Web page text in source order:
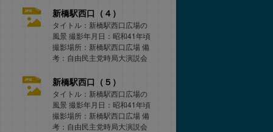
新橋駅西口（４）
タイトル：新橋駅西口広場の
風景 撮影年月日：昭和41年頃
撮影場所：新橋駅西口広場 備
考：自由民主党時局大演説会
新橋駅西口（５）
タイトル：新橋駅西口広場の
風景 撮影年月日：昭和41年頃
撮影場所：新橋駅西口広場 備
考：自由民主党時局大演説会